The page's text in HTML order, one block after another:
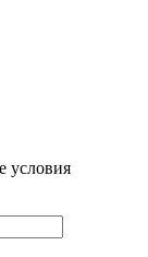
условия